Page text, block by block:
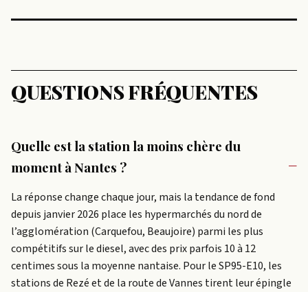
QUESTIONS FRÉQUENTES
Quelle est la station la moins chère du
moment à Nantes ?
La réponse change chaque jour, mais la tendance de fond
depuis janvier 2026 place les hypermarchés du nord de
l’agglomération (Carquefou, Beaujoire) parmi les plus
compétitifs sur le diesel, avec des prix parfois 10 à 12
centimes sous la moyenne nantaise. Pour le SP95-E10, les
stations de Rezé et de la route de Vannes tirent leur épingle